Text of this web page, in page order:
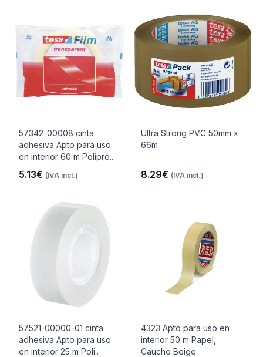
57342-00008 cinta
adhesiva Apto para uso
en interior 60 m Polipro..
5.13€ (IVA incl.)
Ultra Strong PVC 50mm x
66m
8.29€ (IVA incl.)
57521-00000-01 cinta
adhesiva Apto para uso
en interior 25 m Poli..
4323 Apto para uso en
interior 50 m Papel,
Caucho Beige